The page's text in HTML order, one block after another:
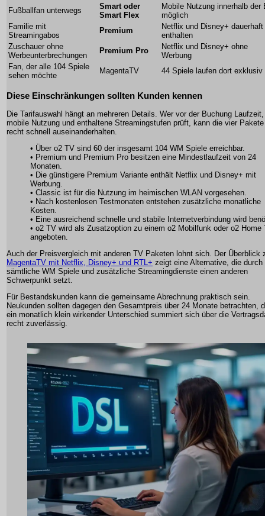
Fußballfan unterwegs
Smart oder
Smart Flex
Mobile Nutzung innerhalb der
möglich
Familie mit
Streamingabos
Premium
Netflix und Disney+ dauerhaft
enthalten
Zuschauer ohne
Werbeunterbrechungen
Premium Pro
Netflix und Disney+ ohne
Werbung
Fan, der alle 104 Spiele
sehen möchte
MagentaTV 44 Spiele laufen dort exklusiv
Diese Einschränkungen sollten Kunden kennen
Die Tarifauswahl hängt an mehreren Details. Wer vor der Buchung Laufzeit,
mobile Nutzung und enthaltene Streamingstufen prüft, kann die vier Pakete
recht schnell auseinanderhalten.
• Über o2 TV sind 60 der insgesamt 104 WM Spiele erreichbar.
• Premium und Premium Pro besitzen eine Mindestlaufzeit von 24
Monaten.
• Die günstigere Premium Variante enthält Netflix und Disney+ mit
Werbung.
• Classic ist für die Nutzung im heimischen WLAN vorgesehen.
• Nach kostenlosen Testmonaten entstehen zusätzliche monatliche
Kosten.
• Eine ausreichend schnelle und stabile Internetverbindung wird
• o2 TV wird als Zusatzoption zu einem o2 Mobilfunk oder o2 Home
angeboten.
Auch der Preisvergleich mit anderen TV Paketen lohnt sich. Der Überblick
MagentaTV mit Netflix, Disney+ und RTL+ zeigt eine Alternative, die durch
sämtliche WM Spiele und zusätzliche Streamingdienste einen anderen
Schwerpunkt setzt.
Für Bestandskunden kann die gemeinsame Abrechnung praktisch sein.
Neukunden sollten dagegen den Gesamtpreis über 24 Monate betrachten,
ein monatlich klein wirkender Unterschied summiert sich über die
recht zuverlässig.